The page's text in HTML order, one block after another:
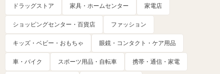
ドラッグストア 家具・ホームセンター 家電店
ショッピングセンター・百貨店 ファッション
キッズ・ベビー・おもちゃ 眼鏡・コンタクト・ケア用品
車・バイク スポーツ用品・自転車 携帯・通信・家電